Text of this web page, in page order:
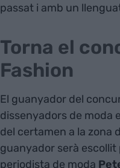
passat i amb un
Torna el
Fashion
El guanyador del
dissenyadors de moda
del certamen a la zona
guanyador serà
periodista de moda